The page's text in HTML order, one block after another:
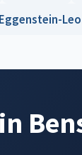
Eggenstein-